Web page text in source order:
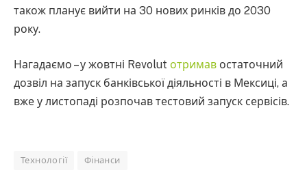
також планує вийти на 30 нових ринків до 2030
року.
Нагадаємо – у жовтні Revolut отримав остаточний
дозвіл на запуск банківської діяльності в Мексиці, а
вже у листопаді розпочав тестовий запуск сервісів.
Технології Фінанси